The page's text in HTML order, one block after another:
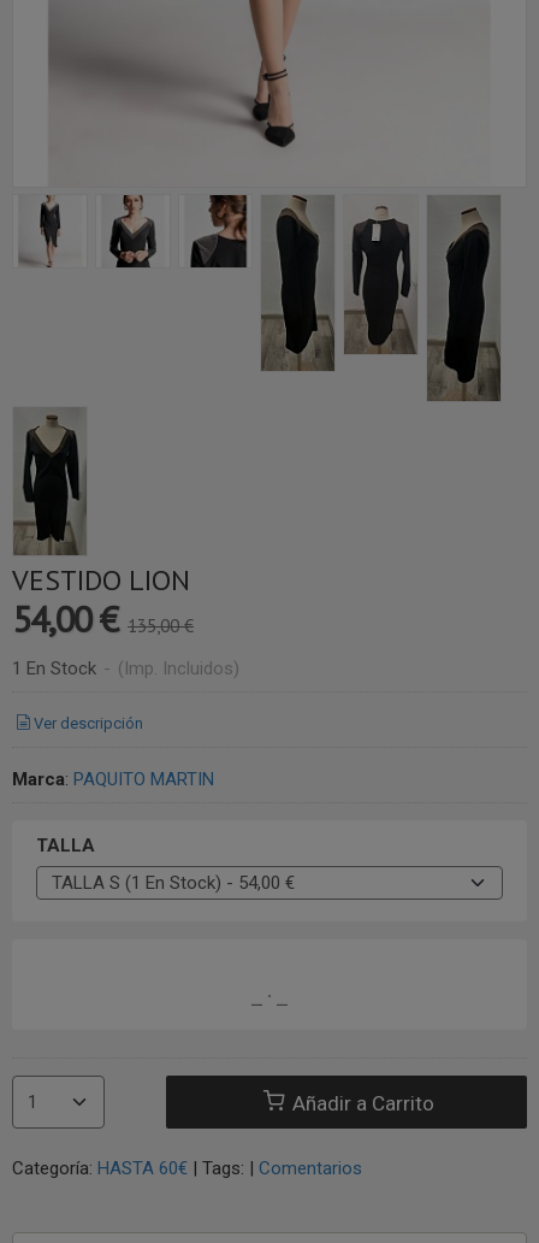
VESTIDO LION
54,00 € 135,00 €
1 En Stock - (Imp. Incluidos)
Ver descripción
Marca: PAQUITO MARTIN
TALLA
Añadir a Carrito
Categoría: HASTA 60€ | Tags: | Comentarios